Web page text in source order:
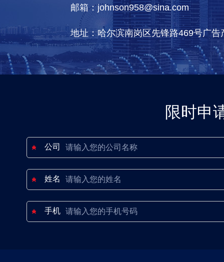
邮箱：johnson958@sina.com
地址：哈尔滨南岗区先锋路469号广
限时申
公司
姓名
手机